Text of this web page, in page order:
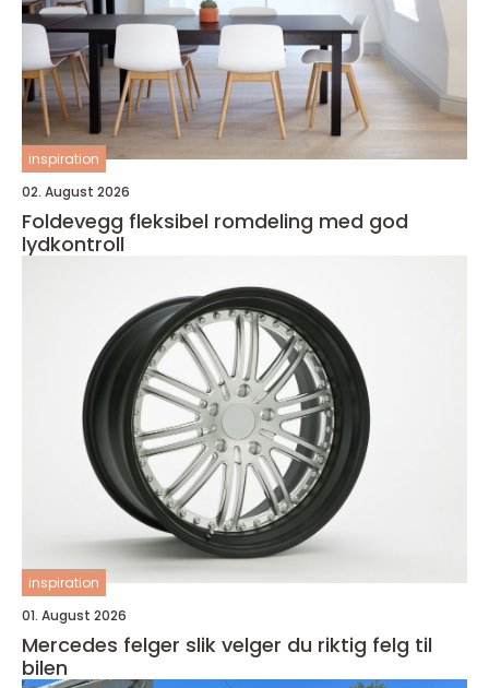
inspiration
02. August 2026
Foldevegg fleksibel romdeling med god
lydkontroll
inspiration
01. August 2026
Mercedes felger slik velger du riktig felg til
bilen